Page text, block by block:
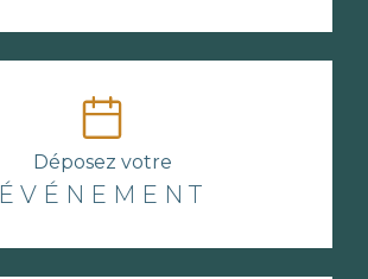
Déposez votre
ÉVÉNEMENT